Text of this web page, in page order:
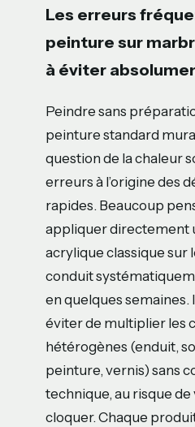
Les erreurs
peinture sur
à éviter
Peindre sans
peinture standard
question de la chaleur
erreurs à l’origine des
rapides. Beaucoup
appliquer directement
acrylique classique sur
conduit
en quelques
éviter de multiplier les
hétérogènes (enduit,
peinture, vernis) sans
technique, au risque de
cloquer. Chaque